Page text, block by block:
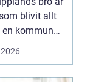
blivit allt
kommun
snabbt och